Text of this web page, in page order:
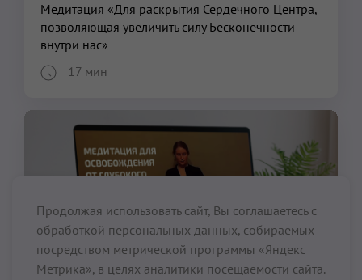
Медитация «Для раскрытия Сердечного Центра,
позволяющая увеличить силу Бесконечности
внутри нас»
17 мин
Продолжая использовать сайт, Вы соглашаетесь с
обработкой персональных данных, собираемых
посредством метрической программы «Яндекс
Метрика», в целях аналитики посещаемости сайта.